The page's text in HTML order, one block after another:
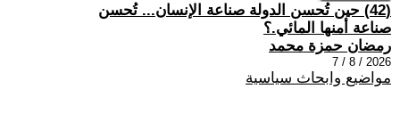
(42) حين تُحسن الدولة صناعة الإنسان... تُحسن
صناعة أمنها المائي.؟
رمضان حمزة محمد
2026 / 8 / 7
مواضيع وابحاث سياسية